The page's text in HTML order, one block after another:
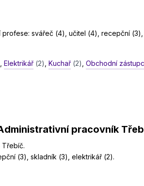
svářeč (4), učitel (4), recepční
,Elektrikář (2) ,Kuchař (2) ,Obchodní
pracovník
Třebíč.
(3), skladník (3), elektrikář (2).